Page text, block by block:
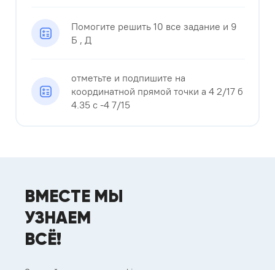
Помогите решить 10 все задание и 9
Б , Д
отметьте и подпишите на
координатной прямой точки а 4 2/17 б
4.35 с -4 7/15
ВМЕСТЕ МЫ
УЗНАЕМ
ВСЁ!